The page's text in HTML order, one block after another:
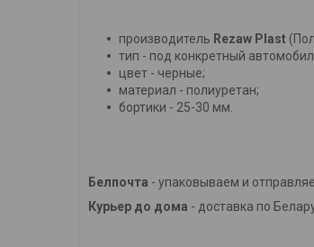
производитель Rezaw Plast
тип - под конкретный
цвет - черные;
материал - полиуретан;
бортики - 25-30 мм.
Белпочта - упаковываем и
Курьер до дома - доставка по